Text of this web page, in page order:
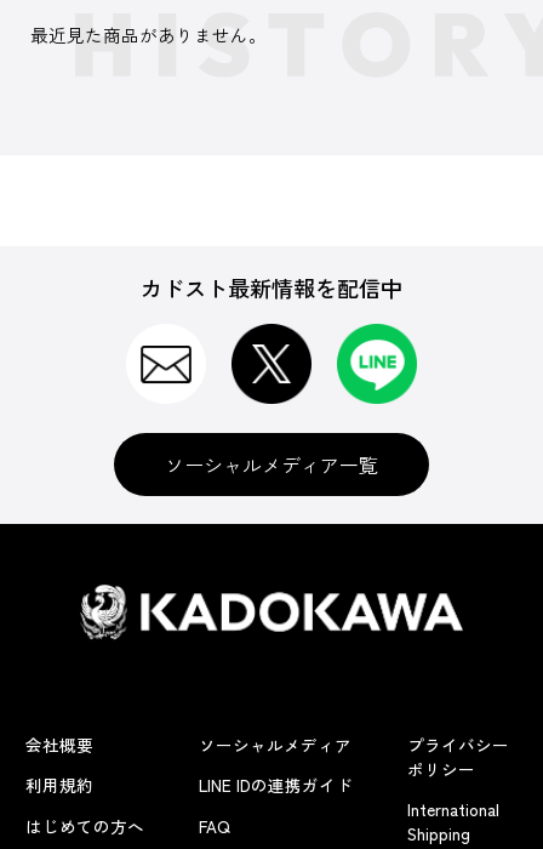
最近見た商品がありません。
カドスト最新情報を配信中
ソーシャルメディア一覧
会社概要
利用規約
はじめての方へ
ソーシャルメディア
LINE IDの連携ガイド
FAQ
プライバシー
ポリシー
International
Shipping